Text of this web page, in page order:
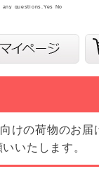
けの荷物のお届
いたします。
any questions.Yes No